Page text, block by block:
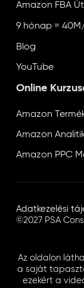
Amazon FBA
9 hónap =
Blog
YouTube
Online
Amazon
Amazon
Amazon PPC
Adatkezelési
©2027 PSA
Az oldalon
a saját
ezekért a